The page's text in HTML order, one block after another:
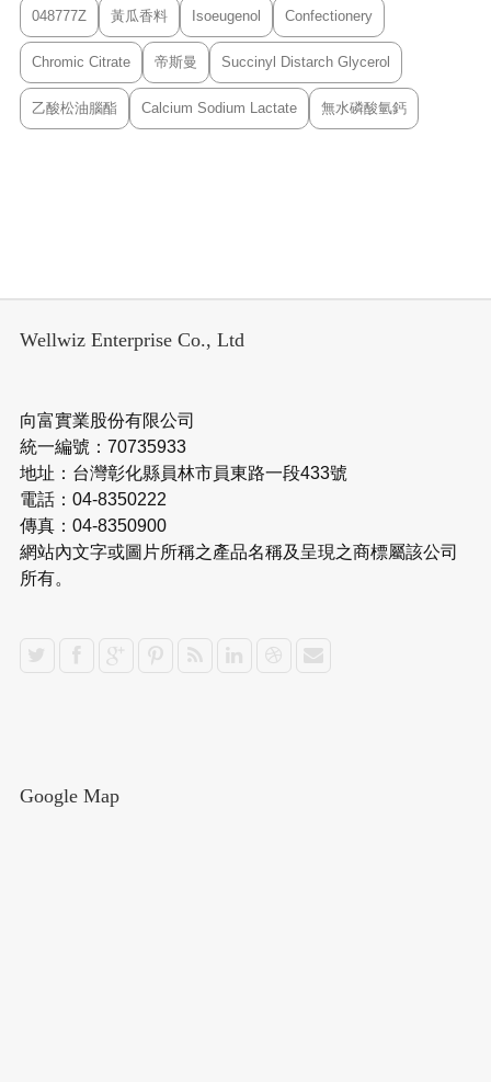
048777Z 黃瓜香料 Isoeugenol Confectionery
Chromic Citrate 帝斯曼 Succinyl Distarch Glycerol
乙酸松油腦酯 Calcium Sodium Lactate 無水磷酸氫鈣
Wellwiz Enterprise Co., Ltd
向富實業股份有限公司
統一編號：70735933
地址：台灣彰化縣員林市員東路一段433號
電話：04-8350222
傳真：04-8350900
網站內文字或圖片所稱之產品名稱及呈現之商標屬該公司
所有。
Google Map